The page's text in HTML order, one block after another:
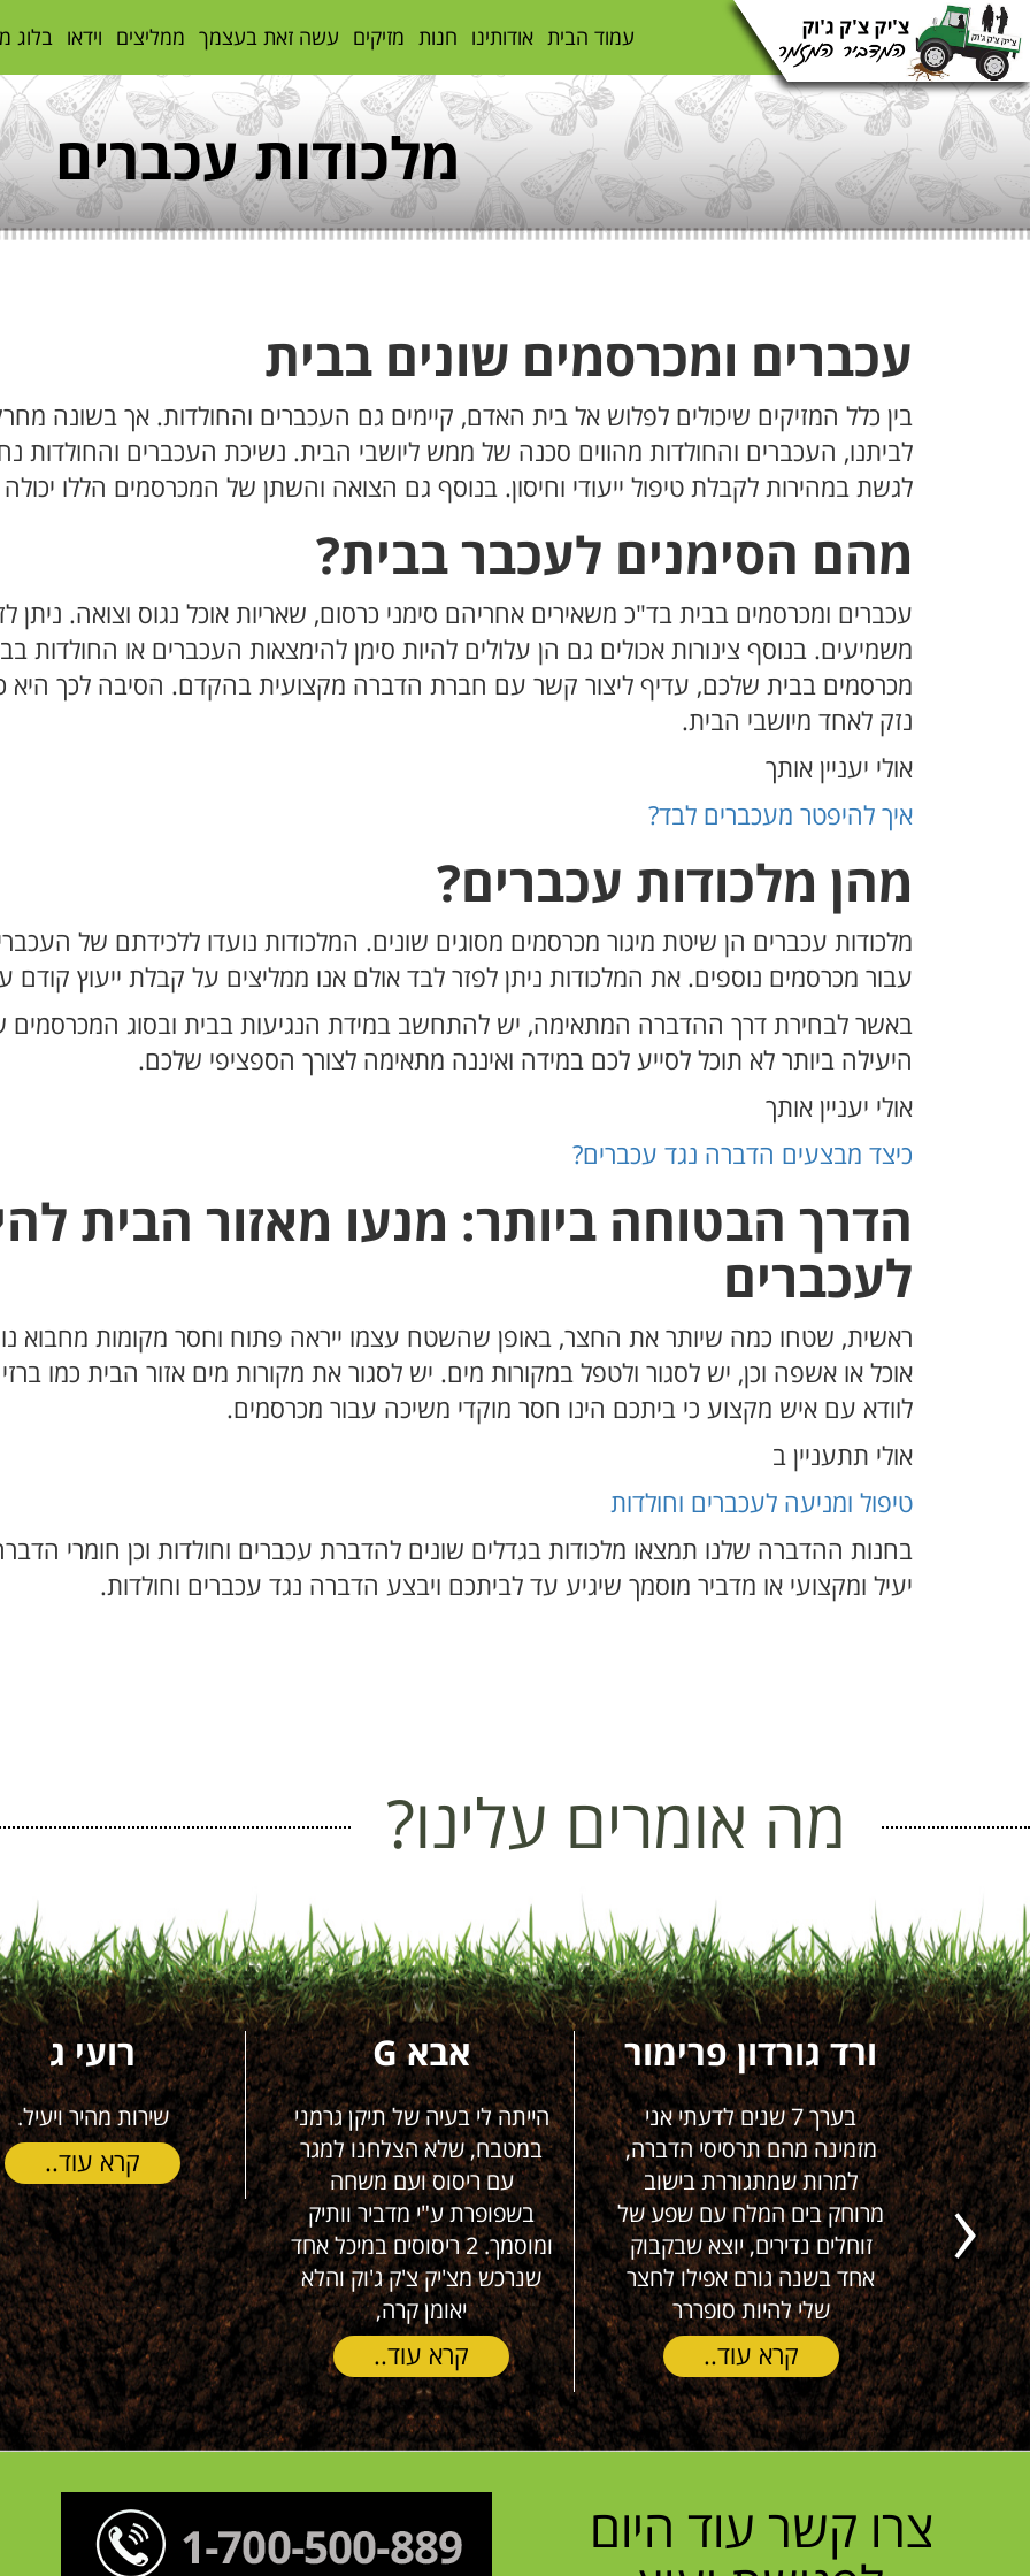
עמוד הבית אודותינו חנות מזיקים עשה זאת בעצמך ממליצים וידאו בלוג
מלכודות עכברים
עכברים ומכרסמים שונים בבית
בין כלל המזיקים שיכולים לפלוש אל בית האדם, קיימים גם העכברים והחולדות. אך בשונה
לביתנו, העכברים והחולדות מהווים סכנה של ממש ליושבי הבית. נשיכת העכברים והחולדות
לגשת במהירות לקבלת טיפול ייעודי וחיסון. בנוסף גם הצואה והשתן של המכרסמים הללו
מהם הסימנים לעכבר בבית?
עכברים ומכרסמים בבית בד"כ משאירים אחריהם סימני כרסום, שאריות אוכל נגוס וצואה.
משמיעים. בנוסף צינורות אכולים גם הן עלולים להיות סימן להימצאות העכברים או החולדות
מכרסמים בבית שלכם, עדיף ליצור קשר עם חברת הדברה מקצועית בהקדם. הסיבה לכך היא
נזק לאחד מיושבי הבית.
אולי יעניין אותך
איך להיפטר מעכברים לבד?
מהן מלכודות עכברים?
מלכודות עכברים הן שיטת מיגור מכרסמים מסוגים שונים. המלכודות נועדו ללכידתם של
עבור מכרסמים נוספים. את המלכודות ניתן לפזר לבד אולם אנו ממליצים על קבלת ייעוץ
באשר לבחירת דרך ההדברה המתאימה, יש להתחשב במידת הנגיעות בבית ובסוג המכרסמים
היעילה ביותר לא תוכל לסייע לכם במידה ואיננה מתאימה לצורך הספציפי שלכם.
אולי יעניין אותך
כיצד מבצעים הדברה נגד עכברים?
הדרך הבטוחה ביותר: מנעו מאזור הבית
לעכברים
ראשית, שטחו כמה שיותר את החצר, באופן שהשטח עצמו ייראה פתוח וחסר מקומות מחבוא
אוכל או אשפה וכן, יש לסגור ולטפל במקורות מים. יש לסגור את מקורות מים אזור הבית כמו
לוודא עם איש מקצוע כי ביתכם הינו חסר מוקדי משיכה עבור מכרסמים.
אולי תתעניין ב
טיפול ומניעה לעכברים וחולדות
בחנות ההדברה שלנו תמצאו מלכודות בגדלים שונים להדברת עכברים וחולדות וכן חומרי
יעיל ומקצועי או מדביר מוסמך שיגיע עד לביתכם ויבצע הדברה נגד עכברים וחולדות.
מה אומרים עלינו?
ים
סבלנו
של
(!), במהלך
למעלה
הג'וקים
ורד גורדון פרימור
בערך 7 שנים לדעתי אני
מזמינה מהם תרסיסי הדברה,
למרות שמתגוררת בישוב
מרוחק בים המלח עם שפע של
זוחלים נדירים, יוצא שבקבוק
אחד בשנה גורם אפילו לחצר
שלי להיות סופררר
קרא עוד..
אבא G
הייתה לי בעיה של תיקן גרמני
במטבח, שלא הצלחנו למגר
עם ריסוס ועם משחה
בשפופרת ע"י מדביר וותיק
ומוסמך. 2 ריסוסים במיכל אחד
שנרכש מצ'יק צ'ק ג'וק והלא
יאומן קרה,
קרא עוד..
רועי ג
שירות מהיר ויעיל.
קרא עוד..
צרו קשר עוד היום